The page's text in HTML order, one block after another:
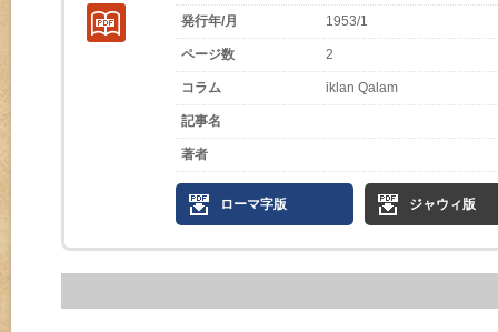
発行年/月 1953/1
ページ数 2
コラム iklan Qalam
記事名
著者
ローマ字版 ジャウィ版